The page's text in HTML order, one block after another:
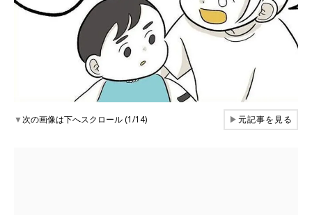
▼次の画像は下へスクロール (1/14) ▶元記事を見る